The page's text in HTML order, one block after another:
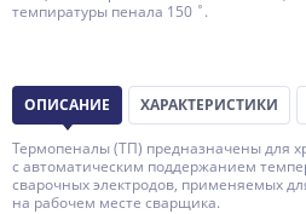
темпиратуры пенала 150 ˚.
ОПИСАНИЕ ХАРАКТЕРИСТИКИ
Термопеналы (ТП) предназначены для
с автоматическим поддержанием
сварочных электродов, применяемых
на рабочем месте сварщика.